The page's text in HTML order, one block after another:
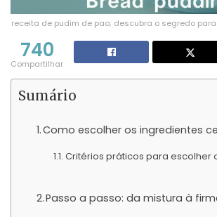
receita de pudim de pao; descubra o segredo
740
Compartilhar
Sumário
Como escolher os ingredientes
Critérios práticos para escolher
Passo a passo: da mistura à